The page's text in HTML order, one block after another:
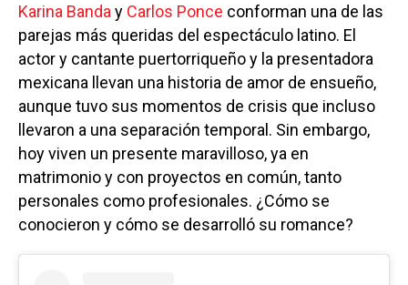
Karina Banda y Carlos Ponce conforman una de las
parejas más queridas del espectáculo latino. El
actor y cantante puertorriqueño y la presentadora
mexicana llevan una historia de amor de ensueño,
aunque tuvo sus momentos de crisis que incluso
llevaron a una separación temporal. Sin embargo,
hoy viven un presente maravilloso, ya en
matrimonio y con proyectos en común, tanto
personales como profesionales. ¿Cómo se
conocieron y cómo se desarrolló su romance?